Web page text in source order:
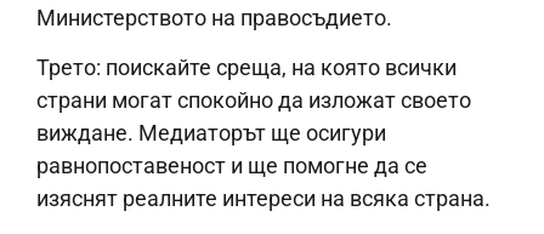
Министерството на правосъдието.
Трето: поискайте среща, на която всички
страни могат спокойно да изложат своето
виждане. Медиаторът ще осигури
равнопоставеност и ще помогне да се
изяснят реалните интереси на всяка страна.